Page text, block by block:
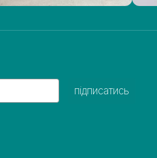
підписатись